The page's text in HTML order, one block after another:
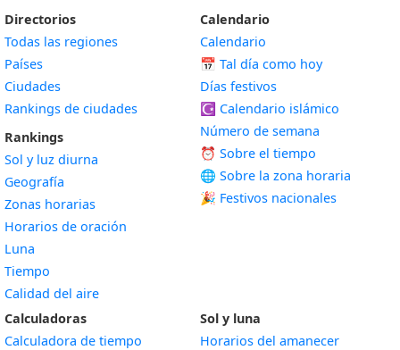
Directorios
Todas las regiones
Países
Ciudades
Rankings de ciudades
Rankings
Sol y luz diurna
Geografía
Zonas horarias
Horarios de oración
Luna
Tiempo
Calidad del aire
Calendario
Calendario
📅 Tal día como hoy
Días festivos
☪️ Calendario islámico
Número de semana
⏰ Sobre el tiempo
🌐 Sobre la zona horaria
🎉 Festivos nacionales
Calculadoras
Calculadora de tiempo
Sol y luna
Horarios del amanecer